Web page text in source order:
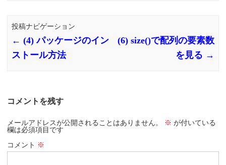
投稿ナビゲーション
← (4) パッケージのイン
ストール方法
(6) size()で配列の要素数
を見る →
コメントを残す
メールアドレスが公開されることはありません。 ※ が付いている
欄は必須項目です
コメント ※